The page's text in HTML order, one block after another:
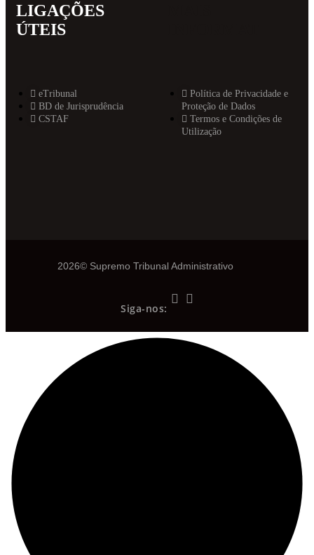
LIGAÇÕES
ÚTEIS
eTribunal
BD de Jurisprudência
CSTAF
Política de Privacidade e
Proteção de Dados
Termos e Condições de
Utilização
2026© Supremo Tribunal Administrativo
Siga-nos: